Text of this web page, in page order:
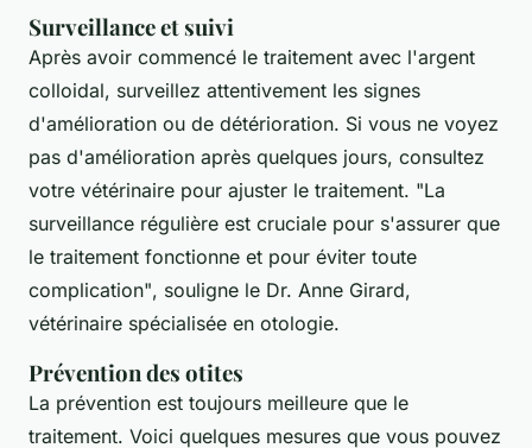
Surveillance et suivi
Après avoir commencé le traitement avec l'argent
colloidal, surveillez attentivement les signes
d'amélioration ou de détérioration. Si vous ne voyez
pas d'amélioration après quelques jours, consultez
votre vétérinaire pour ajuster le traitement. "La
surveillance régulière est cruciale pour s'assurer que
le traitement fonctionne et pour éviter toute
complication", souligne le Dr. Anne Girard,
vétérinaire spécialisée en otologie.
Prévention des otites
La prévention est toujours meilleure que le
traitement. Voici quelques mesures que vous pouvez